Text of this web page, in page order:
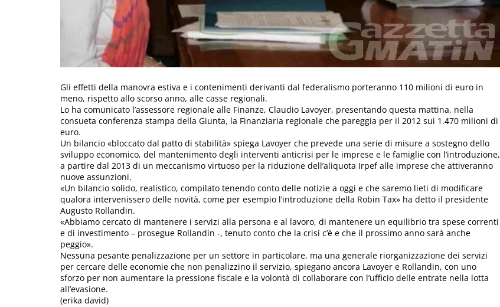
Gli effetti della manovra estiva e i contenimenti derivanti dal federalismo porteranno 110 milioni di euro in
meno, rispetto allo scorso anno, alle casse regionali.
Lo ha comunicato l’assessore regionale alle Finanze, Claudio Lavoyer, presentando questa mattina, nella
consueta conferenza stampa della Giunta, la Finanziaria regionale che pareggia per il 2012 sui 1.470 milioni di
euro.
Un bilancio «bloccato dal patto di stabilità» spiega Lavoyer che prevede una serie di misure a sostegno dello
sviluppo economico, del mantenimento degli interventi anticrisi per le imprese e le famiglie con l’introduzione,
a partire dal 2013 di un meccanismo virtuoso per la riduzione dell’aliquota Irpef alle imprese che attiveranno
nuove assunzioni.
«Un bilancio solido, realistico, compilato tenendo conto delle notizie a oggi e che saremo lieti di modificare
qualora intervenissero delle novità, come per esempio l’introduzione della Robin Tax» ha detto il presidente
Augusto Rollandin.
«Abbiamo cercato di mantenere i servizi alla persona e al lavoro, di mantenere un equilibrio tra spese correnti
e di investimento – prosegue Rollandin -, tenuto conto che la crisi c’è e che il prossimo anno sarà anche
peggio».
Nessuna pesante penalizzazione per un settore in particolare, ma una generale riorganizzazione dei servizi
per cercare delle economie che non penalizzino il servizio, spiegano ancora Lavoyer e Rollandin, con uno
sforzo per non aumentare la pressione fiscale e la volontà di collaborare con l’ufficio delle entrate nella lotta
all’evasione.
(erika david)